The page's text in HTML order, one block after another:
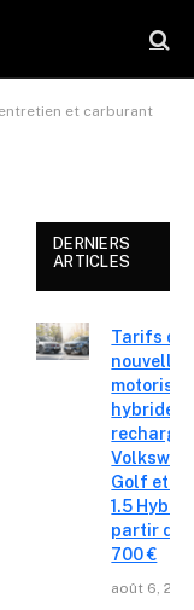
et carburant
DERNIERS
ARTICLES
Tarifs
nouvelles
hybrides
Golf et T-
1.5 Hybrid
partir de
700 €
août 6,